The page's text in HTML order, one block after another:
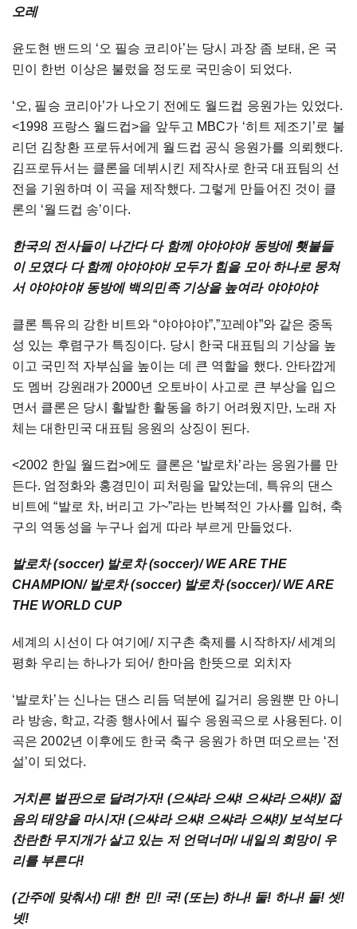
오레
윤도현 밴드의 ‘오 필승 코리아’는 당시 과장 좀 보태 , 온 국
민이
한번 이상은 불렀을 정도로 국민송이 되었다.
‘오, 필승 코리아’가 나오기 전에도 월드컵 응원가는 있었다.
<1998 프랑스 월드컵>을 앞두고 MBC가 ‘히트 제조기 ’로 불
리던 김창환 프로듀서에게 월드컵 공식 응원가를 의뢰했다.
김프로듀서는 클론을 데뷔시킨 제작사로 한국 대표팀의 선
전을 기원하며 이 곡을 제작했다. 그렇게 만들어진 것이
클
론의 ‘월드컵 송’이다.
한국의 전사들이 나간다 다 함께 야야야야/ 동방에 횃불들
이 모였다 다 함께 야야야야/모두가 힘을 모아 하나로 뭉쳐
서 야야야야/ 동방에 백의민족 기상을 높여라 야야야야
클론 특유의 강한 비트와 “야야야야”,”꼬레야”와 같은 중독
성 있는 후렴구가 특징이다. 당시 한국 대표팀의 기상을 높
이고 국민적 자부심을 높이는 데 큰 역할을 했다. 안타깝게
도 멤버 강원래가2000년 오토바이 사고로 큰 부상을 입으
면서 클론은 당시 활발한 활동을 하기 어려웠지만, 노래 자
체는 대한민국 대표팀 응원의 상징이 된다.
<2002 한일 월드컵>에도 클론은 ‘발로차’라는 응원가를 만
든다. 엄정화와 홍경민이 피처링을 맡았는데 , 특유의 댄스
비트에 “발로 차, 버리고 가~”라는 반복적인 가사를 입혀 , 축
구의 역동성을 누구나 쉽게 따라 부르게 만들었다.
발로차(soccer) 발로차(soccer)/ WE ARE THE
CHAMPION/ 발로차(soccer) 발로차(soccer)/ WE ARE
THE WORLD CUP
세계의 시선이 다 여기에/ 지구촌 축제를 시작하자/세계의
평화 우리는 하나가 되어/ 한마음 한뜻으로 외치자
‘발로차’는 신나는 댄스 리듬 덕분에 길거리 응원뿐 만 아니
라 방송, 학교, 각종 행사에서 필수 응원곡으로 사용된다. 이
곡은 2002년 이후에도 한국 축구 응원가 하면 떠오르는 ‘전
설’이 되었다.
거치른 벌판으로 달려가자! (으쌰라 으쌰! 으쌰라 으쌰!)/ 젊
음의 태양을 마시자! (으쌰라 으쌰! 으쌰라 으쌰!)/보석보다
찬란한 무지개가 살고 있는 저 언덕너머/내일의 희망이 우
리를 부른다!
(간주에 맞춰서) 대! 한! 민! 국! (또는) 하나! 둘! 하나! 둘! 셋!
넷!